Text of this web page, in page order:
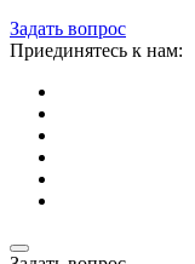
Задать вопрос
Приединятесь к нам: